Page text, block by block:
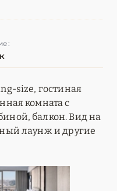
size, гостиная
комната с
балкон. Вид на
лаунж и другие